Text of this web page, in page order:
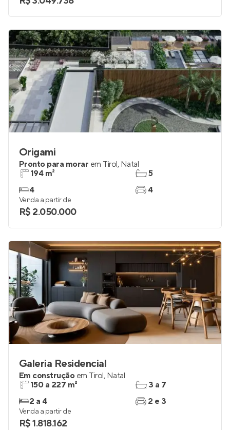
Origami
Pronto para morar em Tirol, Natal
194 m²
4
5
4
Venda a partir de
R$ 2.050.000
Galeria Residencial
Em construção em Tirol, Natal
150 a 227 m²
2 a 4
3 a 7
2 e 3
Venda a partir de
R$ 1.818.162